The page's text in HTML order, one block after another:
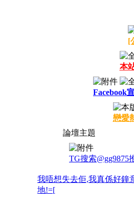
[
本
Facebook
戀愛
論壇主題
TG搜索@gg9875
我唔想失去佢,我真係好鐘
地!=[